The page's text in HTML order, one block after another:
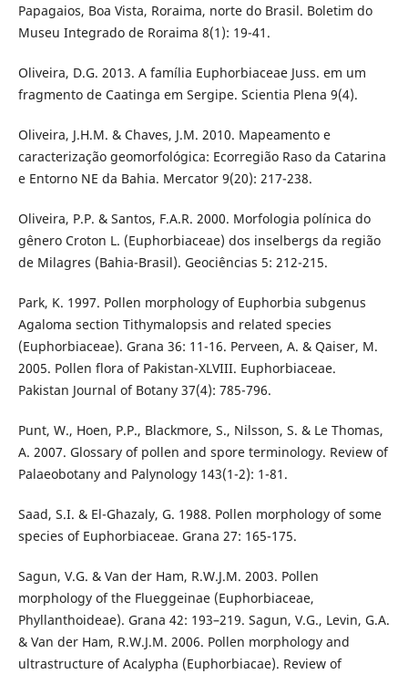
Papagaios, Boa Vista, Roraima, norte do Brasil. Boletim do
Museu Integrado de Roraima 8(1): 19-41.
Oliveira, D.G. 2013. A família Euphorbiaceae Juss. em um
fragmento de Caatinga em Sergipe. Scientia Plena 9(4).
Oliveira, J.H.M. & Chaves, J.M. 2010. Mapeamento e
caracterização geomorfológica: Ecorregião Raso da Catarina
e Entorno NE da Bahia. Mercator 9(20): 217-238.
Oliveira, P.P. & Santos, F.A.R. 2000. Morfologia polínica do
gênero Croton L. (Euphorbiaceae) dos inselbergs da região
de Milagres (Bahia-Brasil). Geociências 5: 212-215.
Park, K. 1997. Pollen morphology of Euphorbia subgenus
Agaloma section Tithymalopsis and related species
(Euphorbiaceae). Grana 36: 11-16. Perveen, A. & Qaiser, M.
2005. Pollen flora of Pakistan-XLVIII. Euphorbiaceae.
Pakistan Journal of Botany 37(4): 785-796.
Punt, W., Hoen, P.P., Blackmore, S., Nilsson, S. & Le Thomas,
A. 2007. Glossary of pollen and spore terminology. Review of
Palaeobotany and Palynology 143(1-2): 1-81.
Saad, S.I. & El-Ghazaly, G. 1988. Pollen morphology of some
species of Euphorbiaceae. Grana 27: 165-175.
Sagun, V.G. & Van der Ham, R.W.J.M. 2003. Pollen
morphology of the Flueggeinae (Euphorbiaceae,
Phyllanthoideae). Grana 42: 193–219. Sagun, V.G., Levin, G.A.
& Van der Ham, R.W.J.M. 2006. Pollen morphology and
ultrastructure of Acalypha (Euphorbiacae). Review of